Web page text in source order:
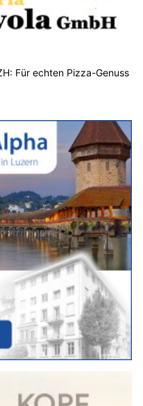
Für echten Pizza-Genuss